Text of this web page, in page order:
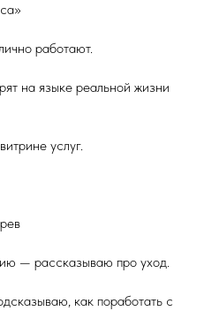
работают.
на языке реальной жизни
услуг.
— рассказываю про уход.
как поработать с